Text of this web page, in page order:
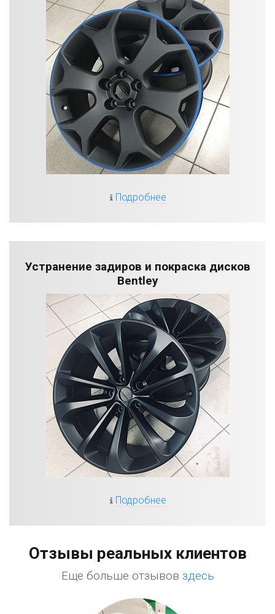
Подробнее
Устранение задиров и покраска дисков
Bentley
Подробнее
Отзывы реальных клиентов
Еще больше отзывов здесь